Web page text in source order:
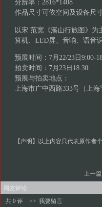
分辨率：2816*1408
作品尺寸可依空间及设备尺
以宋 范宽《溪山行旅图》
算机、LED屏、音响、语音
预展时间：7月22/23日9:00-
拍卖时间：7月23日18:30
预展与拍卖地点：
上海市广中西路333号（上
【声明】以上内容只代表原作者
上一
网友评论
共 0 评
>> 我要留言